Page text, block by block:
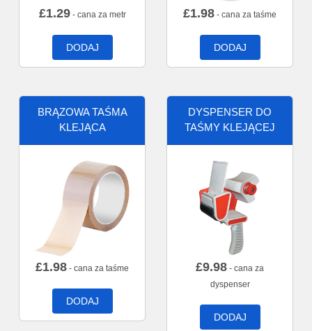
£1.29- cana za metr
DODAJ
£1.98 - cana za taśme
DODAJ
BRĄZOWA TAŚMA
KLEJĄCA
£1.98 - cana za taśme
DODAJ
DYSPENSER DO
TAŚMY KLEJĄCEJ
£9.98 - cana za
dyspenser
DODAJ